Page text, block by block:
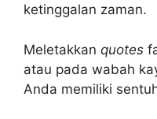
ketinggalan zaman.
Meletakkan quotes
atau pada wabah
Anda memiliki